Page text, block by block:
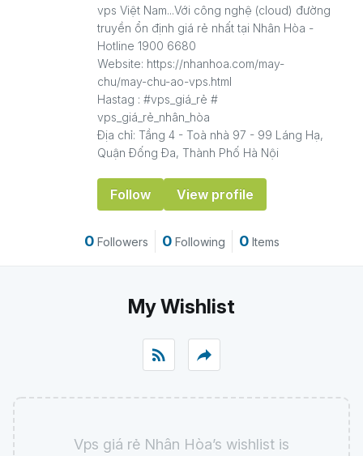
vps Việt Nam...Với công nghệ (cloud) đường
truyền ổn định giá rẻ nhất tại Nhân Hòa -
Hotline 1900 6680
Website: https://nhanhoa.com/may-
chu/may-chu-ao-vps.html
Hastag : #vps_giá_rẻ #
vps_giá_rẻ_nhân_hòa
Địa chỉ: Tầng 4 - Toà nhà 97 - 99 Láng Hạ,
Quận Đống Đa, Thành Phố Hà Nội
Follow View profile
0 Followers 0 Following 0 Items
My Wishlist
rss_feed reply
Vps giá rẻ Nhân Hòa’s wishlist is